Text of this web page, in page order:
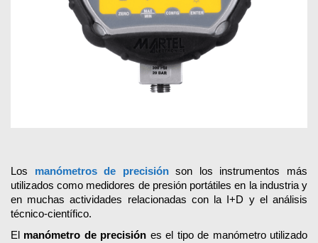
Los manómetros de precisiónson los instrumentos más
utilizados como medidores de presión portátiles en la industria y
en muchas actividades relacionadas con la I+D y el análisis
técnico-científico.
El manómetro de precisión es el tipo de manómetro utilizado